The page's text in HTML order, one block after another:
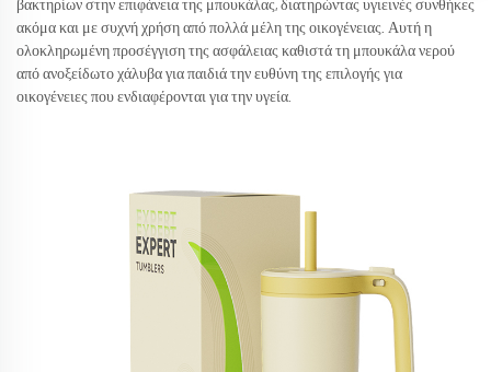
βακτηρίων στην επιφάνεια της μπουκάλας, διατηρώντας υγιεινές συνθήκες
ακόμα και με συχνή χρήση από πολλά μέλη της οικογένειας. Αυτή η
ολοκληρωμένη προσέγγιση της ασφάλειας καθιστά τη μπουκάλα νερού
από ανοξείδωτο χάλυβα για παιδιά την ευθύνη της επιλογής για
οικογένειες που ενδιαφέρονται για την υγεία.